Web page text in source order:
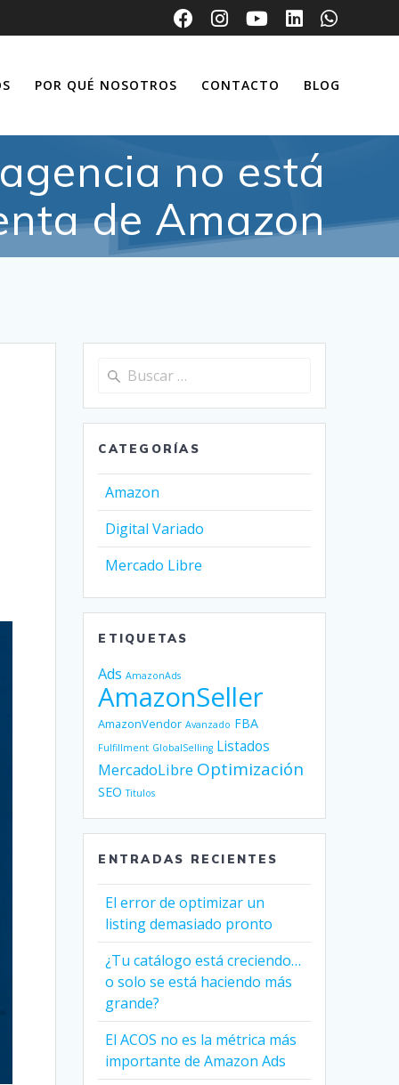
POR QUÉ NOSOTROS CONTACTO BLOG
no está
de Amazon
Buscar:
CATEGORÍAS
Amazon
Digital Variado
Mercado Libre
ETIQUETAS
Ads AmazonAds
AmazonSeller
AmazonVendor Avanzado FBA
Fulfillment GlobalSelling Listados
MercadoLibre Optimización
SEO Titulos
ENTRADAS RECIENTES
El error de optimizar un
listing demasiado pronto
¿Tu catálogo está creciendo…
o solo se está haciendo más
grande?
El ACOS no es la métrica más
importante de Amazon Ads